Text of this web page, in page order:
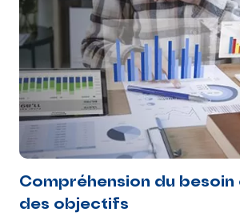
Compréhension du
des objectifs